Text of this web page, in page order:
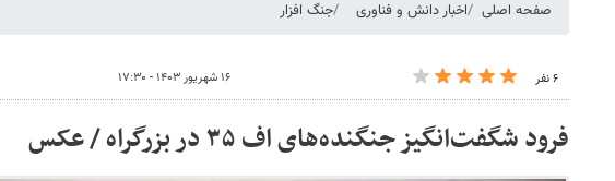
صفحه اصلی اخبار دانش و فناوری جنگ افزار
۶ نفر ۱۶ شهریور ۱۴۰۳ - ۱۷:۳۰
فرود شگفت‌انگیز جنگنده‌های اف ۳۵ در بزرگراه / عکس